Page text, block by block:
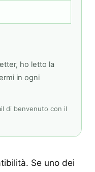
ho letto la
in ogni
di benvenuto con il
Se uno dei